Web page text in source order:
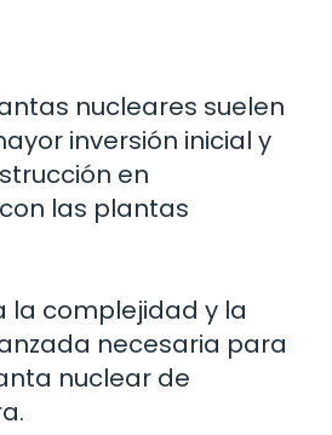
nucleares suelen
inversión inicial y
en
las plantas
la complejidad y la
necesaria para
nuclear de